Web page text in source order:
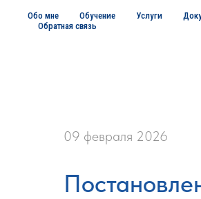
Обо мне Обучение Услуги
Обратная связь
09 февраля 2026